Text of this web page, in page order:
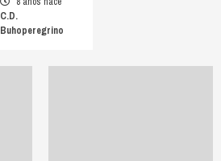
C.D.
Buhoperegrino